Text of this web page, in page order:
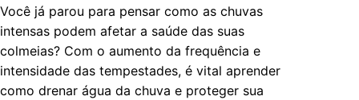
Você já parou para pensar como as chuvas
intensas podem afetar a saúde das suas
colmeias? Com o aumento da frequência e
intensidade das tempestades, é vital aprender
como drenar água da chuva e proteger sua